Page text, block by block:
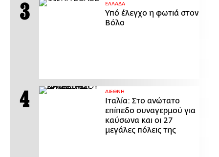
ΕΛΛΑΔΑ
Υπό έλεγχο η φωτιά στον
Βόλο
ΔΙΕΘΝΗ
Ιταλία: Στο ανώτατο
επίπεδο συναγερμού για
καύσωνα και οι 27
μεγάλες πόλεις της